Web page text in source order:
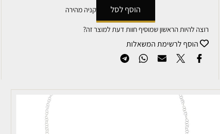
הוסף לסל קניה מהירה
רוצה להיות הראשון שמוסיף חוות דעת למוצר זה?
הוסף לרשימת המשאלות